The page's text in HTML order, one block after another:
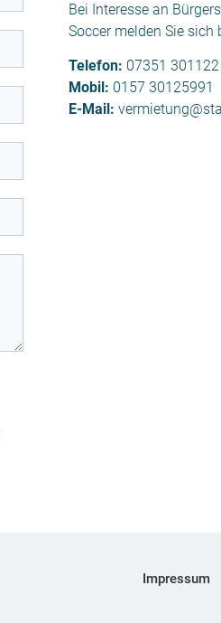
Bei Interesse an
Soccer melden Sie sich
Telefon: 07351 301122
Mobil: 0157 30125991
E-Mail:
Impressum